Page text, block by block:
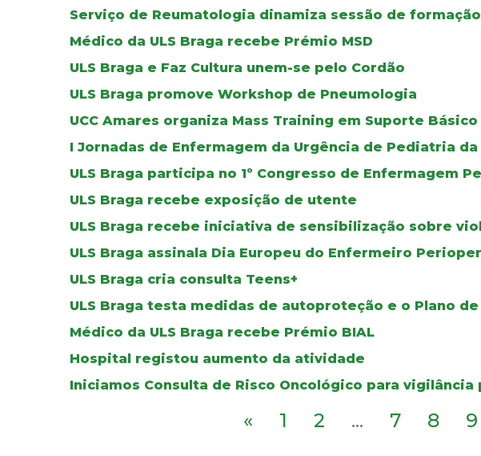
Serviço de Reumatologia dinamiza sessão de formação
Médico da ULS Braga recebe Prémio MSD
ULS Braga e Faz Cultura unem-se pelo Cordão
ULS Braga promove Workshop de Pneumologia
UCC Amares organiza Mass Training em Suporte
I Jornadas de Enfermagem da Urgência de Pediatria da
ULS Braga participa no 1º Congresso de Enfermagem
ULS Braga recebe exposição de utente
ULS Braga recebe iniciativa de sensibilização sobre
ULS Braga assinala Dia Europeu do Enfermeiro
ULS Braga cria consulta Teens+
ULS Braga testa medidas de autoproteção e o Plano
Médico da ULS Braga recebe Prémio BIAL
Hospital registou aumento da atividade
Iniciamos Consulta de Risco Oncológico para
« 1 2 ... 7 8 9